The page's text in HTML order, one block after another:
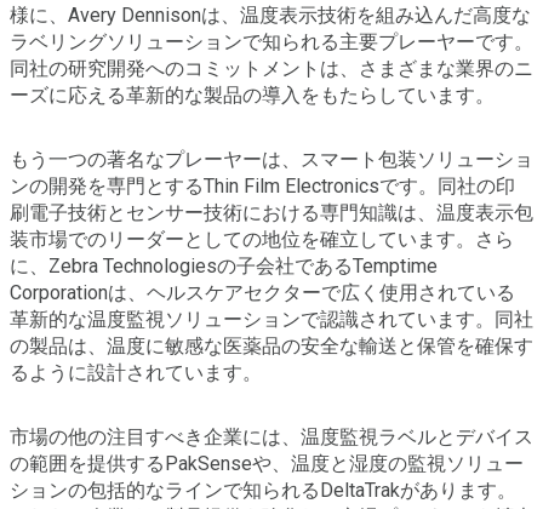
様に、Avery Dennisonは、温度表示技術を組み込んだ高度な
ラベリングソリューションで知られる主要プレーヤーです。
同社の研究開発へのコミットメントは、さまざまな業界のニ
ーズに応える革新的な製品の導入をもたらしています。
もう一つの著名なプレーヤーは、スマート包装ソリューショ
ンの開発を専門とするThin Film Electronicsです。同社の印
刷電子技術とセンサー技術における専門知識は、温度表示包
装市場でのリーダーとしての地位を確立しています。さら
に、Zebra Technologiesの子会社であるTemptime
Corporationは、ヘルスケアセクターで広く使用されている
革新的な温度監視ソリューションで認識されています。同社
の製品は、温度に敏感な医薬品の安全な輸送と保管を確保す
るように設計されています。
市場の他の注目すべき企業には、温度監視ラベルとデバイス
の範囲を提供するPakSenseや、温度と湿度の監視ソリュー
ションの包括的なラインで知られるDeltaTrakがあります。